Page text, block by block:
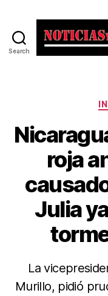
Search
roja
Julia
La
Murillo, pidió